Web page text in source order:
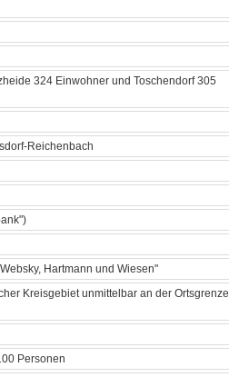
324 Einwohner und Toschendorf 305
Reichenbach
Hartmann und Wiesen"
Kreisgebiet unmittelbar an der Ortsgrenze
Personen